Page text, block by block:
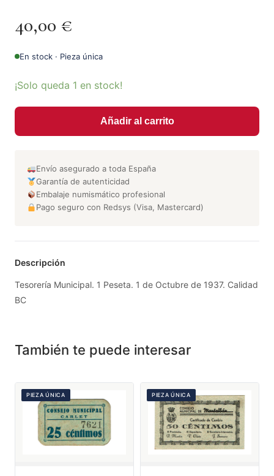
40,00 €
En stock · Pieza única
¡Solo queda 1 en stock!
Añadir al carrito
Envío asegurado a toda España
Garantía de autenticidad
Embalaje numismático profesional
Pago seguro con Redsys (Visa, Mastercard)
Descripción
Tesorería Municipal. 1 Peseta. 1 de Octubre de 1937. Calidad
BC
También te puede interesar
PIEZA ÚNICA PIEZA ÚNICA